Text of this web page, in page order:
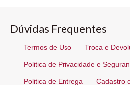
Dúvidas Frequentes
Termos de Uso Troca e
Politica de Privacidade e
Politica de Entrega Cadastro